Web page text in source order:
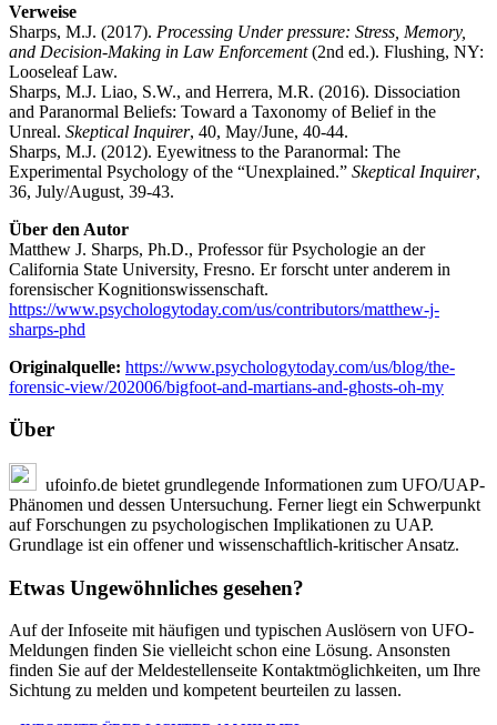
Verweise
Sharps, M.J. (2017). Processing Under pressure: Stress, Memory,
and Decision-Making in Law Enforcement(2nd ed.). Flushing, NY:
Looseleaf Law.
Sharps, M.J. Liao, S.W., and Herrera, M.R. (2016). Dissociation
and Paranormal Beliefs: Toward a Taxonomy of Belief in the
Unreal. Skeptical Inquirer, 40, May/June, 40-44.
Sharps, M.J. (2012). Eyewitness to the Paranormal: The
Experimental Psychology of the “Unexplained.” Skeptical Inquirer,
36, July/August, 39-43.
Über den Autor
Matthew J. Sharps, Ph.D., Professor für Psychologie an der
California State University, Fresno. Er forscht unter anderem in
forensischer Kognitionswissenschaft.
https://www.psychologytoday.com/us/contributors/matthew-j-
sharps-phd
Originalquelle: https://www.psychologytoday.com/us/blog/the-
forensic-view/202006/bigfoot-and-martians-and-ghosts-oh-my
Über
ufoinfo.de bietet grundlegende Informationen zum UFO/UAP-
Phänomen und dessen Untersuchung. Ferner liegt ein Schwerpunkt
auf Forschungen zu psychologischen Implikationen zu UAP.
Grundlage ist ein offener und wissenschaftlich-kritischer Ansatz.
Etwas Ungewöhnliches gesehen?
Auf der Infoseite mit häufigen und typischen Auslösern von UFO-
Meldungen finden Sie vielleicht schon eine Lösung. Ansonsten
finden Sie auf der Meldestellenseite Kontaktmöglichkeiten, um Ihre
Sichtung zu melden und kompetent beurteilen zu lassen.